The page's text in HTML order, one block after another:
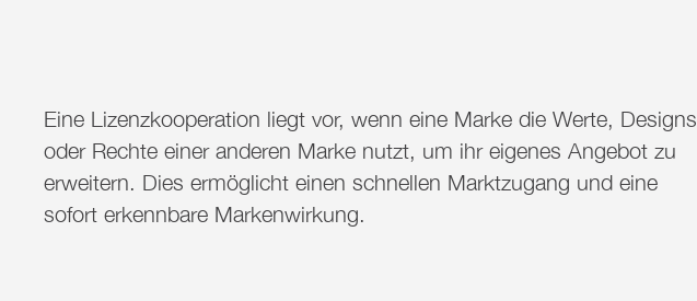
Eine Lizenzkooperation liegt vor, wenn eine Marke die Werte, Designs
oder Rechte einer anderen Marke nutzt, um ihr eigenes Angebot zu
erweitern. Dies ermöglicht einen schnellen Marktzugang und eine
sofort erkennbare Markenwirkung.